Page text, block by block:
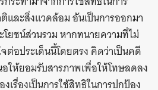
และสิ่งแวดล้อม อันเป็นการออกมา
ยชน์ส่วนรวม หากทนายความที่ไม่
ต่อประเด็นนี้โดยตรง คิดว่าเป็นคดี
ให้ยอมรับสารภาพเพื่อให้โทษลดลง
รื่องเป็นการใช้สิทธิในการปกป้อง